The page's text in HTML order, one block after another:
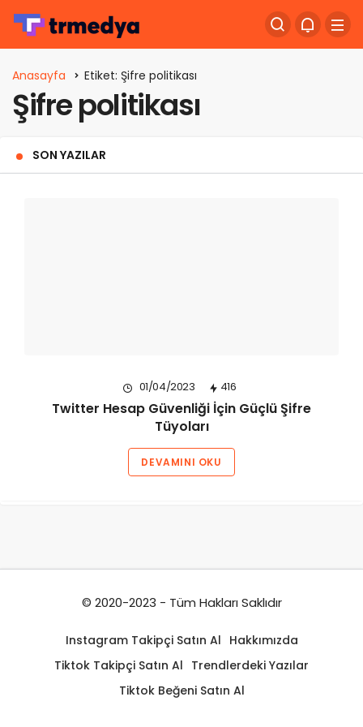
Anasayfa Etiket: Şifre politikası
Şifre politikası
SON YAZILAR
01/04/2023 416
Twitter Hesap Güvenliği İçin Güçlü Şifre
Tüyoları
DEVAMINI OKU
© 2020-2023 - Tüm Hakları Saklıdır
Instagram Takipçi Satın Al Hakkımızda
Tiktok Takipçi Satın Al Trendlerdeki Yazılar
Tiktok Beğeni Satın Al